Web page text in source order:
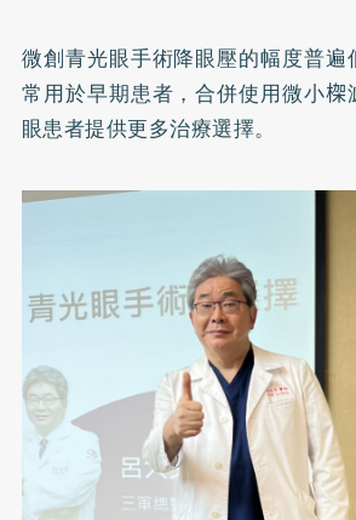
微創青光眼手術降眼壓的幅度普遍
常用於早期患者，合併使用微小
眼患者提供更多治療選擇。